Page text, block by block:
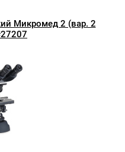
Микромед 2 (вар. 2